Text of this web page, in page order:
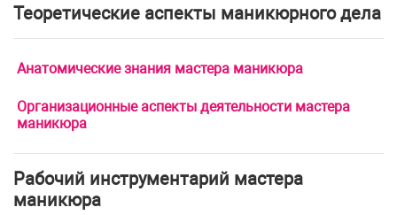
Теоретические аспекты маникюрного дела
Анатомические знания мастера маникюра
Организационные аспекты деятельности мастера
маникюра
Рабочий инструментарий мастера
маникюра